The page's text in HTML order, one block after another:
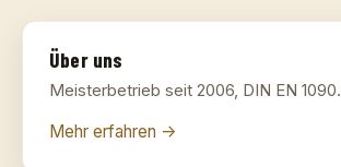
Über uns
Meisterbetrieb seit 2006, DIN EN 1090.
Mehr erfahren →